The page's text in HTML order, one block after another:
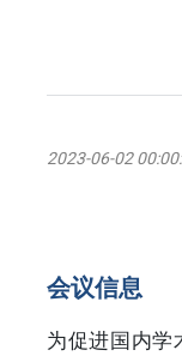
2023-06-02
会议信息
为促进国内学